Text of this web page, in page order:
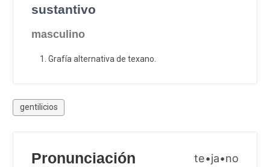
sustantivo
masculino
Grafía alternativa de texano.
gentilicios
Pronunciación te•ja•no